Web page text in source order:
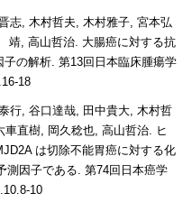
志, 木村哲夫, 木村雅子, 宮本弘
, 高山哲治. 大腸癌に対する抗
子の解析. 第13回日本臨床腫瘍学
18
行, 谷口達哉, 田中貴大, 木村哲
直樹, 岡久稔也, 高山哲治. ヒ
は切除不能胃癌に対する化
測因子である. 第74回日本癌学
10